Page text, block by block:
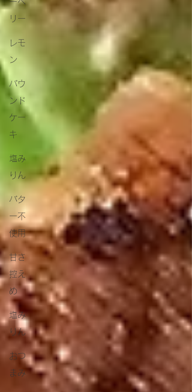
ーベ
リー
レモ
ン
パウ
ンド
ケー
キ
塩み
りん
バタ
ー不
使用
甘さ
控え
め
塩み
りん
おつ
まみ